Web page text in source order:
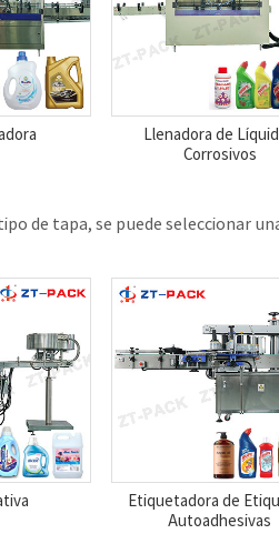
Llenadora de
Corrosivos
de tapa, se puede seleccionar
Etiquetadora de
Autoadhesivas